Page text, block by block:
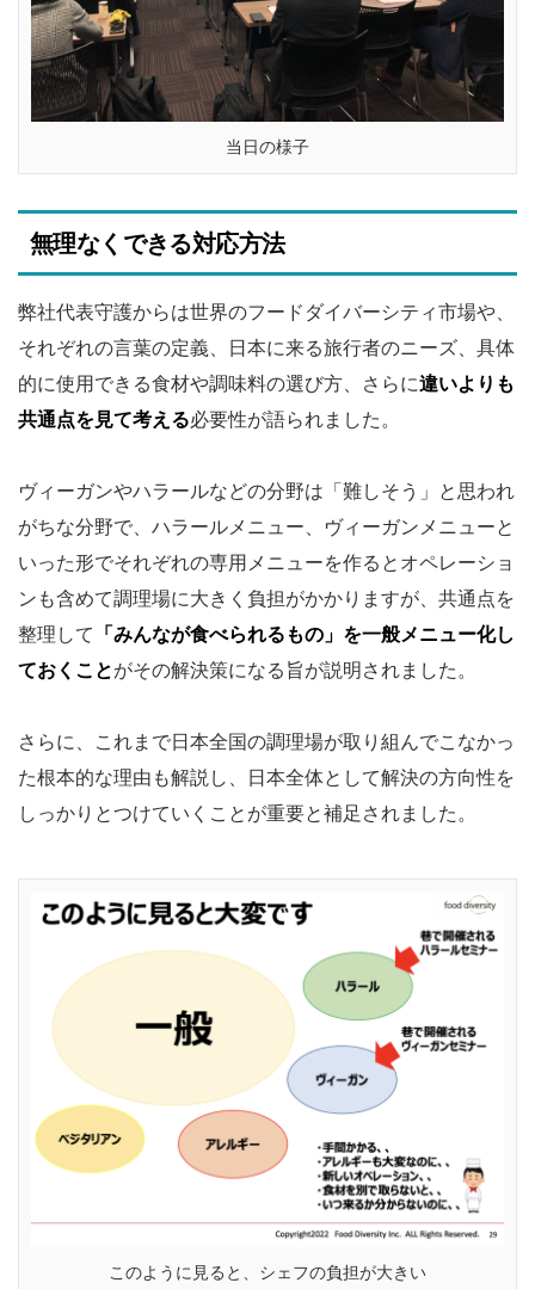
当日の様子
無理なくできる対応方法
弊社代表守護からは世界のフードダイバーシティ市場や、
それぞれの言葉の定義、日本に来る旅行者のニーズ、具体
的に使用できる食材や調味料の選び方、さらに違いよりも
共通点を見て考える必要性が語られました。
ヴィーガンやハラールなどの分野は「難しそう」と思われ
がちな分野で、ハラールメニュー、ヴィーガンメニューと
いった形でそれぞれの専用メニューを作るとオペレーショ
ンも含めて調理場に大きく負担がかかりますが、共通点を
整理して 「みんなが食べられるもの」を一般メニュー化し
ておくことがその解決策になる旨が説明されました。
さらに、これまで日本全国の調理場が取り組んでこなかっ
た根本的な理由も解説し、日本全体として解決の方向性を
しっかりとつけていくことが重要と補足されました。
このように見ると、シェフの負担が大きい